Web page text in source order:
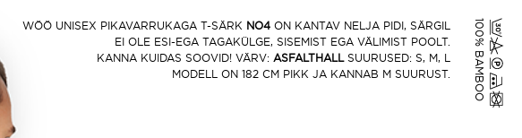
WÖÖ UNISEX PIKAVARRUKAGA T-SÄRK NO4 ON KANTAV NELJA PIDI, SÄRGIL
EI OLE ESI-EGA TAGAKÜLGE, SISEMIST EGA VÄLIMIST POOLT.
KANNA KUIDAS SOOVID! VÄRV: ASFALTHALLSUURUSED: S, M, L
MODELL ON 182 CM PIKK JA KANNAB M SUURUST.
100% BAMBOO